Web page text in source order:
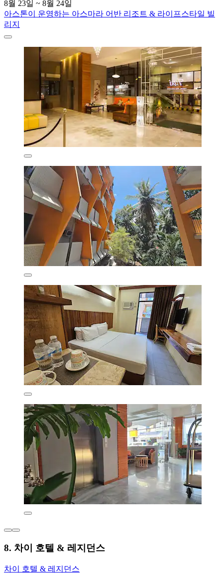
8월 23일 ~ 8월 24일
아스톤이 운영하는 아스마라 어반 리조트 & 라이프스타일 빌
리지
8. 차이 호텔 & 레지던스
차이 호텔 & 레지던스